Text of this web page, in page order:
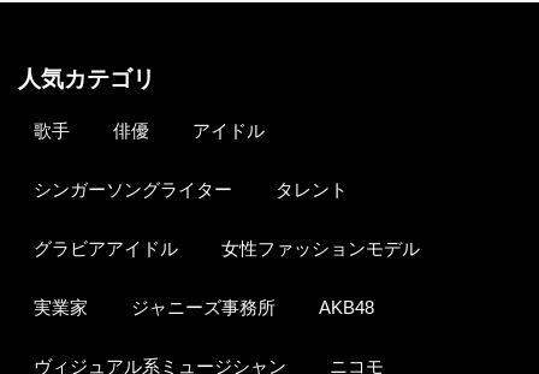
人気カテゴリ
歌手 俳優 アイドル
シンガーソングライター タレント
グラビアアイドル 女性ファッションモデル
実業家 ジャニーズ事務所 AKB48
ヴィジュアル系ミュージシャン ニコモ